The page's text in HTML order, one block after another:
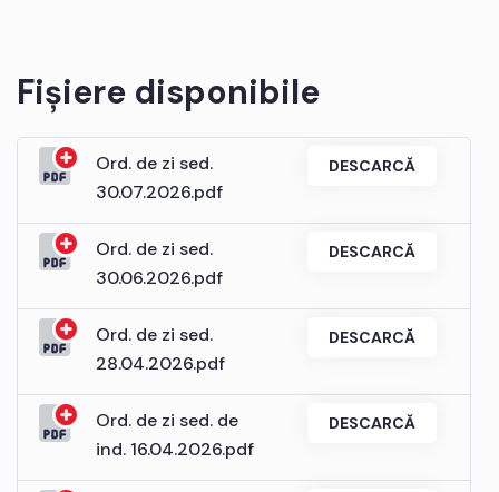
Fișiere disponibile
Ord. de zi sed.
30.07.2026.pdf
DESCARCĂ
Ord. de zi sed.
30.06.2026.pdf
DESCARCĂ
Ord. de zi sed.
28.04.2026.pdf
DESCARCĂ
Ord. de zi sed. de
ind. 16.04.2026.pdf
DESCARCĂ